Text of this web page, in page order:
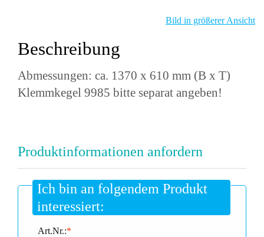
Bild in größerer Ansicht
Beschreibung
Abmessungen: ca. 1370 x 610 mm (B x T)
Klemmkegel 9985 bitte separat angeben!
Produktinformationen anfordern
Ich bin an folgendem Produkt
interessiert:
*
Art.Nr.: